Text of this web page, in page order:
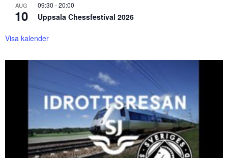
AUG
10
09:30 -20:00
Uppsala Chessfestival 2026
Visa kalender